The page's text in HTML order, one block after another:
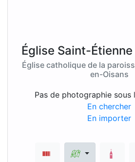
Église Saint-
Église catholique de la
en-Oisans
Pas de photographie sous
En chercher
En importer